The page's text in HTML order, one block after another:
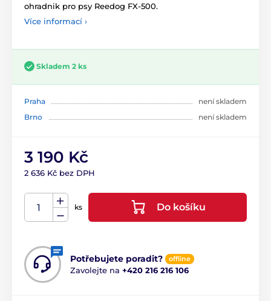
ohradnik pro psy Reedog FX-500.
Více informací ›
Skladem 2 ks
Praha
není skladem
Brno
není skladem
3 190 Kč
2 636 Kč bez DPH
ks Do košíku
Potřebujete poradit? offline
Zavolejte na +420 216 216 106